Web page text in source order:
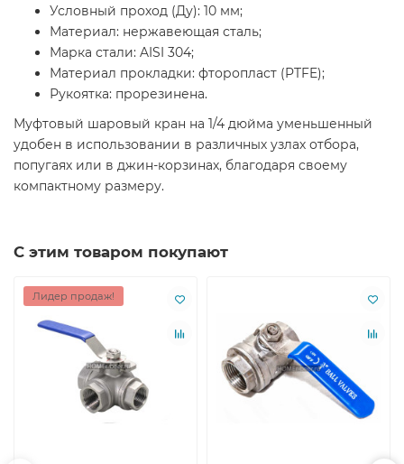
Условный проход (Ду): 10 мм;
Материал: нержавеющая сталь;
Марка стали: AISI 304;
Материал прокладки: фторопласт (PTFE);
Рукоятка: прорезинена.
Муфтовый шаровый кран на 1/4 дюйма уменьшенный
удобен в использовании в различных узлах отбора,
попугаях или в джин-корзинах, благодаря своему
компактному размеру.
С этим товаром покупают
Лидер продаж!